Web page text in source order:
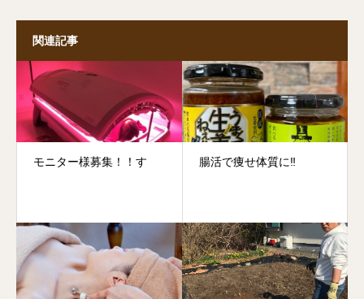
関連記事
モニター様募集！！す 腸活で痩せ体質に‼️